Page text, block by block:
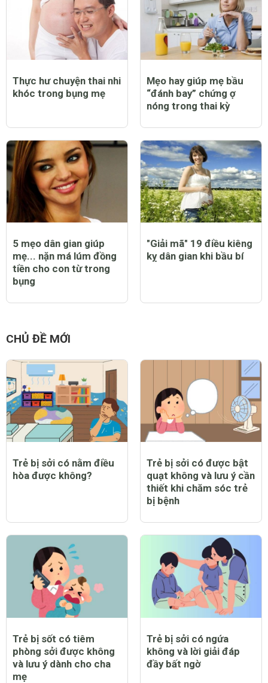
Thực hư chuyện thai nhi
khóc trong bụng mẹ
Mẹo hay giúp mẹ bầu
“đánh bay” chứng ợ
nóng trong thai kỳ
5 mẹo dân gian giúp
mẹ... nặn má lúm đồng
tiền cho con từ trong
bụng
"Giải mã" 19 điều kiêng
kỵ dân gian khi bầu bí
CHỦ ĐỀ MỚI
Trẻ bị sởi có nằm điều
hòa được không?
Trẻ bị sởi có được bật
quạt không và lưu ý cần
thiết khi chăm sóc trẻ
bị bệnh
Trẻ bị sốt có tiêm
phòng sởi được không
và lưu ý dành cho cha
mẹ
Trẻ bị sởi có ngứa
không và lời giải đáp
đầy bất ngờ